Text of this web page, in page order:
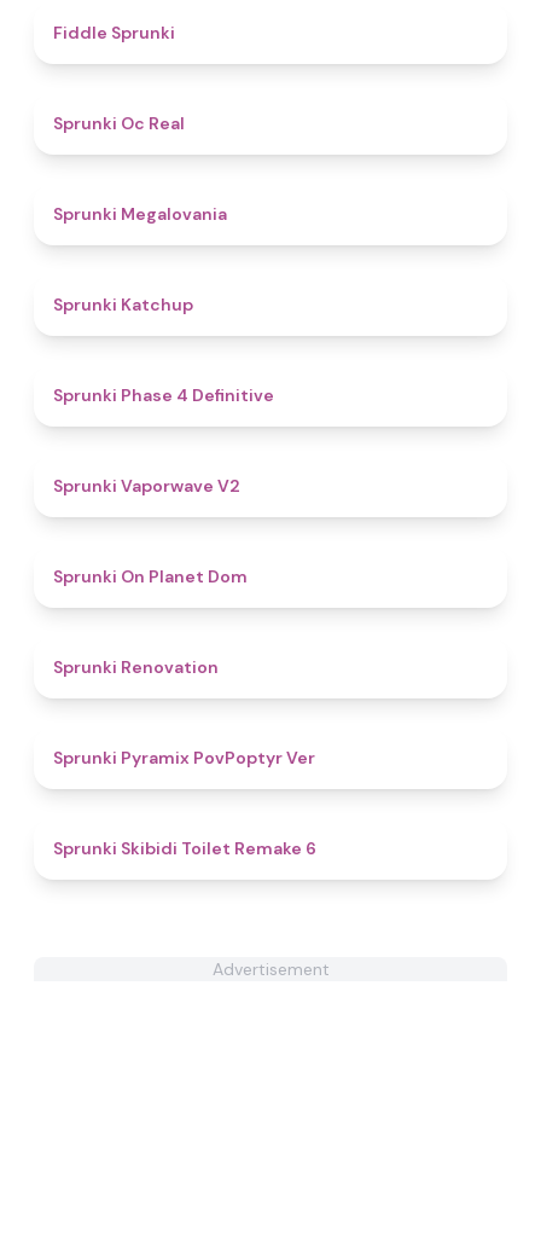
Fiddle Sprunki
Sprunki Oc Real
Sprunki Megalovania
Sprunki Katchup
Sprunki Phase 4 Definitive
Sprunki Vaporwave V2
Sprunki On Planet Dom
Sprunki Renovation
Sprunki Pyramix PovPoptyr Ver
Sprunki Skibidi Toilet Remake 6
Advertisement